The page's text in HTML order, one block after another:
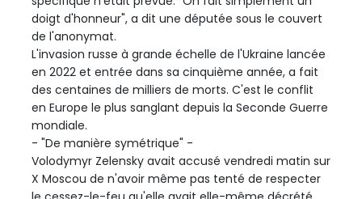
doigt d'honneur", a dit une députée sous le couvert
de l'anonymat.
L'invasion russe à grande échelle de l'Ukraine lancée
en 2022 et entrée dans sa cinquième année, a fait
des centaines de milliers de morts. C'est le conflit
en Europe le plus sanglant depuis la Seconde Guerre
mondiale.
- "De manière symétrique" -
Volodymyr Zelensky avait accusé vendredi matin sur
X Moscou de n'avoir même pas tenté de respecter